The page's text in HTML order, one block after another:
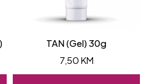
TAN (Gel) 30g
7,50 KM